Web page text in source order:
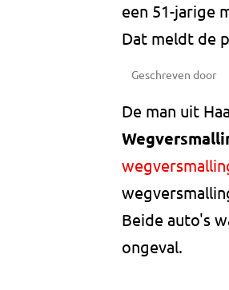
een 51-jarige
Dat meldt de
Geschreven door
De man uit
Beide auto's
ongeval.